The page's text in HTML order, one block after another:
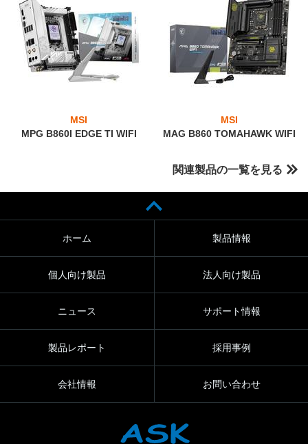
MSI
MPG B860I EDGE TI WIFI
MSI
MAG B860 TOMAHAWK WIFI
関連製品の一覧を見る
ホーム 製品情報
個人向け製品 法人向け製品
ニュース サポート情報
製品レポート 採用事例
会社情報 お問い合わせ